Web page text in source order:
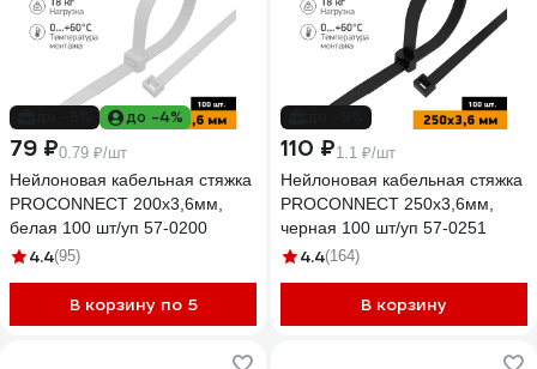
до -4%
79 ₽0.79 ₽/шт
Нейлоновая кабельная стяжка
PROCONNECT 200x3,6мм,
белая 100 шт/уп 57-0200
4.4(95)
В корзину по 5
110 ₽1.1 ₽/шт
Нейлоновая кабельная стяжка
PROCONNECT 250x3,6мм,
черная 100 шт/уп 57-0251
4.4(164)
В корзину